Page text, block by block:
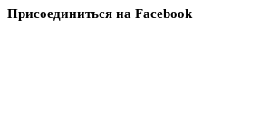
Присоединиться на Facebook